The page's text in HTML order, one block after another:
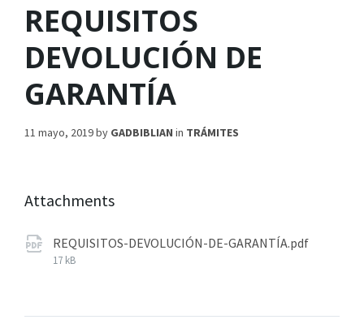
REQUISITOS
DEVOLUCIÓN DE
GARANTÍA
11 mayo, 2019by GADBIBLIAN in TRÁMITES
Attachments
REQUISITOS-DEVOLUCIÓN-DE-GARANTÍA.pdf
17 kB